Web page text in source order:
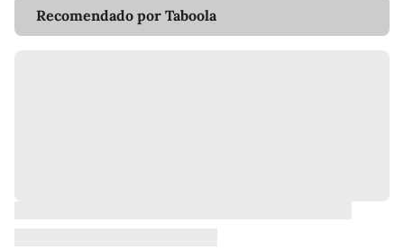
Recomendado por Taboola